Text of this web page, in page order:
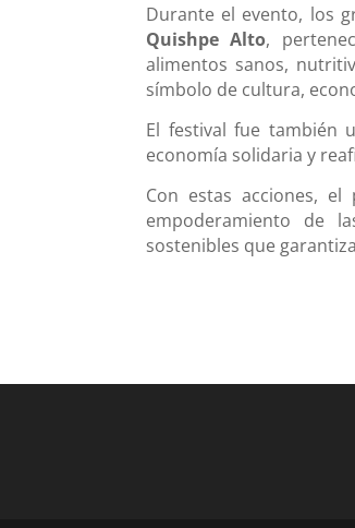
Durante el evento, los
Quishpe Alto,
alimentos sanos,
símbolo de cultura,
El festival fue también
economía solidaria y
Con estas acciones,
empoderamiento de
sostenibles que